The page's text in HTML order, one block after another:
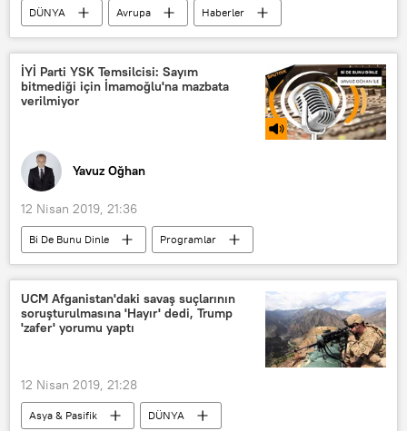
DÜNYA Avrupa
Haberler
İngiltere
Nigel Farage
Brexit Partisi
UKIP
program
İYİ Parti YSK Temsilcisi: Sayım
bitmediği için İmamoğlu'na mazbata
verilmiyor
Yavuz Oğhan
12 Nisan 2019, 21:36
Bi De Bunu Dinle
Programlar
RADYO
TÜRKİYE
İstanbul
Binali Yıldırım
Ekrem İmamoğlu
Zehra Aylin Özgül
UCM Afganistan'daki savaş suçlarının
soruşturulmasına 'Hayır' dedi, Trump
'zafer' yorumu yaptı
12 Nisan 2019, 21:28
Asya & Pasifik
DÜNYA